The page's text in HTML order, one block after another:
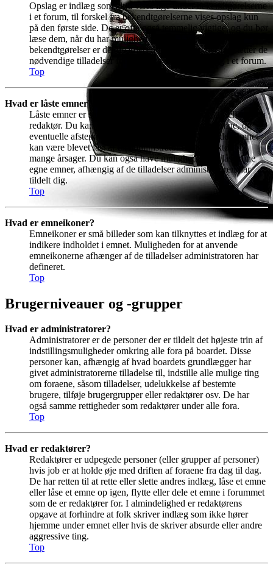
Opslag er indlæg som altid vises lige under bekendtgørelserne
i et forum, til forskel fra bekendtgørelserne vises opslag kun
på den første side. De er ofte også temmelig vigtige, og du bør
læse dem, når du har mulighed for det. Ligesom med
bekendtgørelser er det boardets administrator, der fastsætter de
nødvendige tilladelser for at kunne skrive et opslag i et forum.
Top
Hvad er låste emner?
Låste emner er sat således enten af en administrator eller af en
redaktør. Du kan ikke svare på indlæg i sådan et emne, og
eventuelle afstemninger vil ligeledes være afsluttede. Emnet
kan være blevet låst af en administrator eller redaktør af
mange årsager. Du kan også have mulighed for at låse dine
egne emner, afhængig af de tilladelser administratoren har
tildelt dig.
Top
Hvad er emneikoner?
Emneikoner er små billeder som kan tilknyttes et indlæg for at
indikere indholdet i emnet. Muligheden for at anvende
emneikonerne afhænger af de tilladelser administratoren har
defineret.
Top
Brugerniveauer og -grupper
Hvad er administratorer?
Administratorer er de personer der er tildelt det højeste trin af
indstillingsmuligheder omkring alle fora på boardet. Disse
personer kan, afhængig af hvad boardets grundlægger har
givet administratorerne tilladelse til, indstille alle mulige ting
om foraene, såsom tilladelser, udelukkelse af bestemte
brugere, tilføje brugergrupper eller redaktører osv. De har
også samme rettigheder som redaktører under alle fora.
Top
Hvad er redaktører?
Redaktører er udpegede personer (eller grupper af personer)
hvis job er at holde øje med driften af foraene fra dag til dag.
De har retten til at rette eller slette andres indlæg, låse et emne
eller låse et emne op igen, flytte eller dele et emne i forummet
som de er redaktører for. I almindelighed er redaktørens
opgave at forhindre at folk skriver indlæg som ikke hører
hjemme under emnet eller hvis de skriver absurde eller andre
aggressive ting.
Top